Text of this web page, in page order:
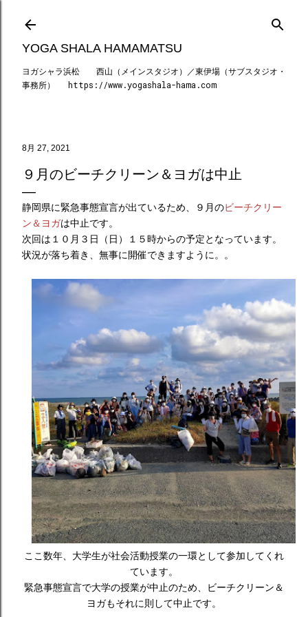
スキップしてメイン コンテンツに移動
YOGA SHALA HAMAMATSU
ヨガシャラ浜松 西山（メインスタジオ）／東伊場（サブスタジオ・
事務所） https://www.yogashala-hama.com
8月 27, 2021
９月のビーチクリーン＆ヨガは中止
静岡県に緊急事態宣言が出ているため、９月のビーチクリー
ン＆ヨガは中止です。
次回は１０月３日（日）１５時からの予定となっています。
状況が落ち着き、無事に開催できますように。。
ここ数年、大学生が社会活動授業の一環として参加してくれ
ています。
緊急事態宣言で大学の授業が中止のため、ビーチクリーン＆
ヨガもそれに則して中止です。